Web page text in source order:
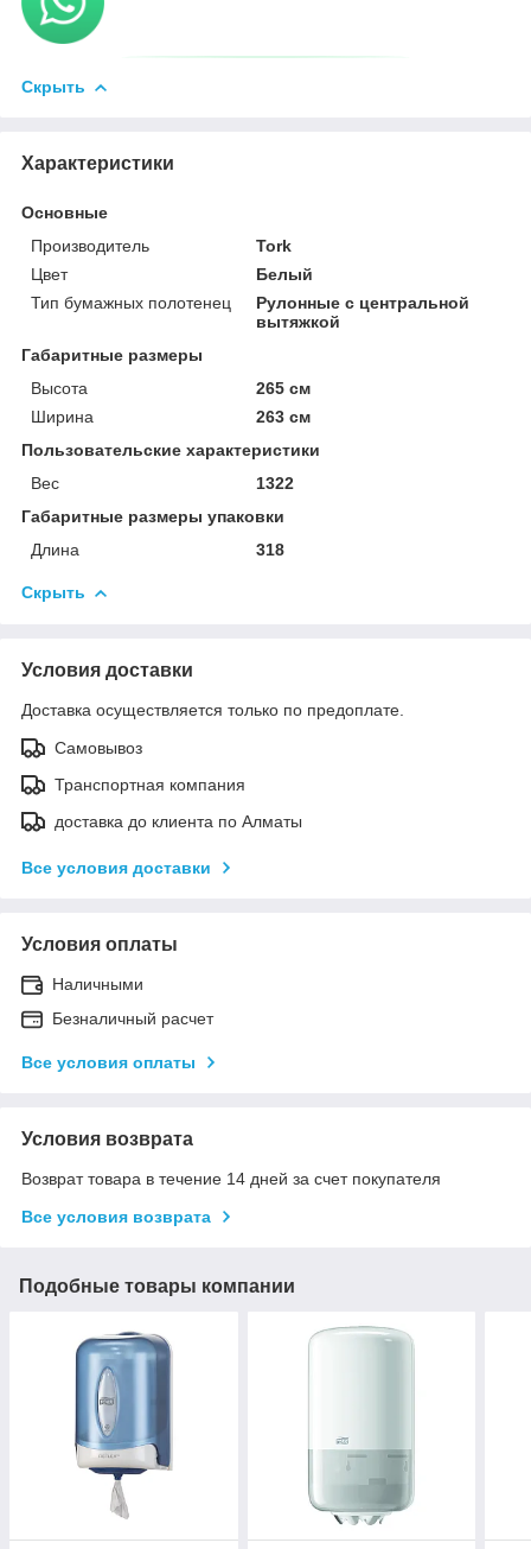
Скрыть
Характеристики
Основные
Производитель
Tork
Цвет
Белый
Тип бумажных полотенец
Рулонные с центральной
вытяжкой
Габаритные размеры
Высота
265 см
Ширина
263 см
Пользовательские характеристики
Вес
1322
Габаритные размеры упаковки
Длина
318
Скрыть
Условия доставки
Доставка осуществляется только по предоплате.
Самовывоз
Транспортная компания
доставка до клиента по Алматы
Все условия доставки
Условия оплаты
Наличными
Безналичный расчет
Все условия оплаты
Условия возврата
Возврат товара в течение 14 дней за счет покупателя
Все условия возврата
Подобные товары компании